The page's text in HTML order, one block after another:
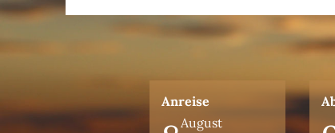
Anreise